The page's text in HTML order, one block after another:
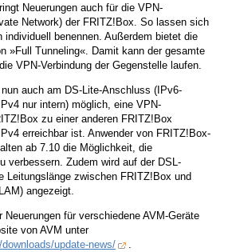
Neuerungen auch für die VPN-
Network) der FRITZ!Box. So lassen sich
individuell benennen. Außerdem bietet die
»Full Tunneling«. Damit kann der gesamte
VPN-Verbindung der Gegenstelle laufen.
auch am DS-Lite-Anschluss (IPv6-
nur intern) möglich, eine VPN-
zu einer anderen FRITZ!Box
erreichbar ist. Anwender von FRITZ!Box-
ab 7.10 die Möglichkeit, die
verbessern. Zudem wird auf der DSL-
Leitungslänge zwischen FRITZ!Box und
angezeigt.
für verschiedene AVM-Geräte
von AVM unter
update-news/